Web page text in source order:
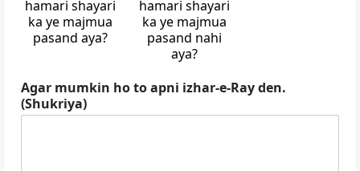
hamari shayari
ka ye majmua
pasand aya?
hamari shayari
ka ye majmua
pasand nahi
aya?
Agar mumkin ho to apni izhar-e-Ray den.
(Shukriya)